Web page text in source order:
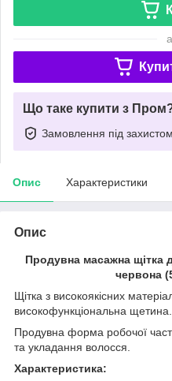
Що таке купити з
Замовлення під захистом
Опис Характеристики
Опис
Продувна масажна щітка
червона
Щітка з високоякісних
високофункціональна щетина.
Продувна форма робочої
та укладання волосся.
Характеристика: